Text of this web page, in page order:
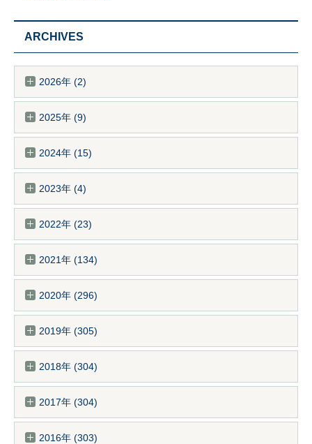
ARCHIVES
2026年 (2)
2025年 (9)
2024年 (15)
2023年 (4)
2022年 (23)
2021年 (134)
2020年 (296)
2019年 (305)
2018年 (304)
2017年 (304)
2016年 (303)